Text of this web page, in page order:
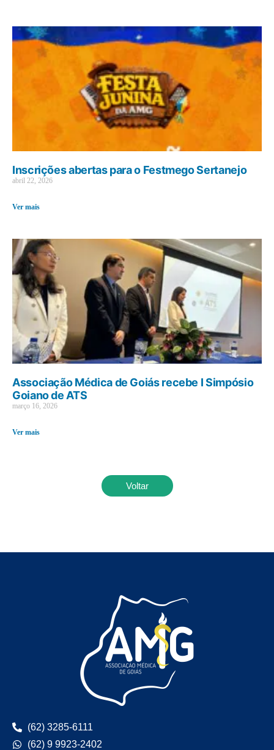
Inscrições abertas para o Festmego Sertanejo
abril 22, 2026
Ver mais
Associação Médica de Goiás recebe I Simpósio
Goiano de ATS
março 16, 2026
Ver mais
Voltar
(62) 3285-6111
(62) 9 9923-2402